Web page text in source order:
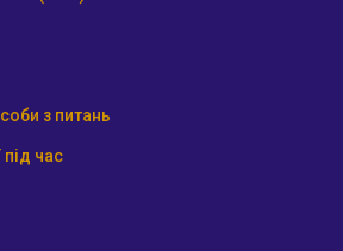
з питань
під час